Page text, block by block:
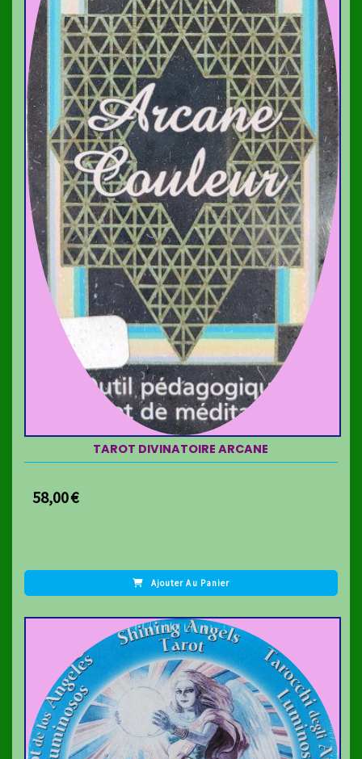
TAROT DIVINATOIRE ARCANE
58,00€
Ajouter Au Panier